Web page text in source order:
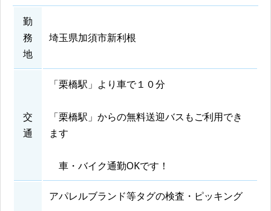
勤
務
地
埼玉県加須市新利根
交
通
「栗橋駅」より車で１０分
「栗橋駅」からの無料送迎バスもご利用でき
ます
車・バイク通勤OKです！
アパレルブランド等タグの検査・ピッキング